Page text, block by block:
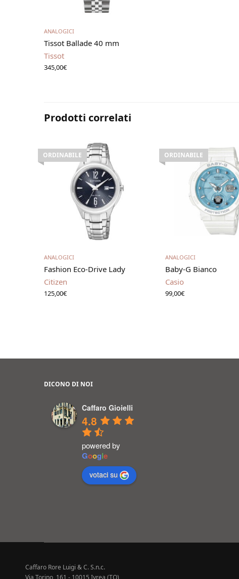
Aggiungi al carrello
ANALOGICI
Tissot Ballade 40 mm
Tissot
345,00€
Prodotti correlati
ORDINABILE
ANALOGICI
Fashion Eco-Drive Lady
Citizen
125,00€
ORDINABILE
ANALOGICI
Baby-G Bianco
Casio
99,00€
DICONO DI NOI
Caffaro Gioielli
4.8
powered by
Google
votaci su
Caffaro Rore Luigi & C. S.n.c.